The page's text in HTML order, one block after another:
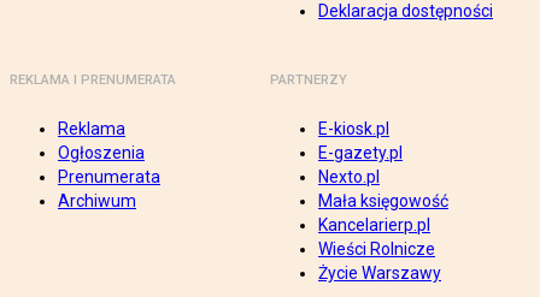
Deklaracja dostępności
REKLAMA I PRENUMERATA
Reklama
Ogłoszenia
Prenumerata
Archiwum
PARTNERZY
E-kiosk.pl
E-gazety.pl
Nexto.pl
Mała księgowość
Kancelarierp.pl
Wieści Rolnicze
Życie Warszawy